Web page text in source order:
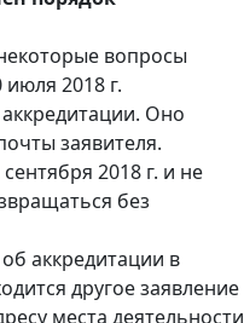
вопросы
2018 г.
Оно
заявителя.
2018 г. и не
без
аккредитации в
другое заявление
места деятельности